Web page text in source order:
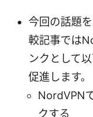
今回の話題
較記事では
ンクとして
促進します。
NordVPN
クする